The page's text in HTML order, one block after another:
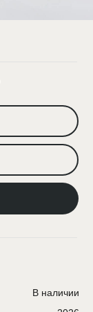
В наличии